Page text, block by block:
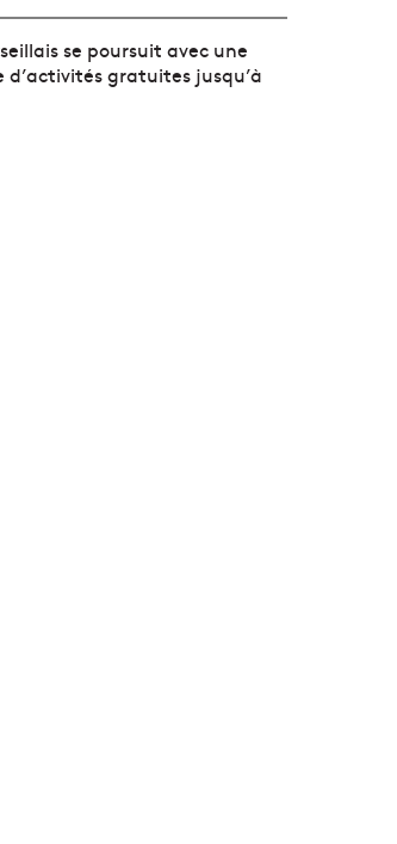
se poursuit avec une
gratuites jusqu’à